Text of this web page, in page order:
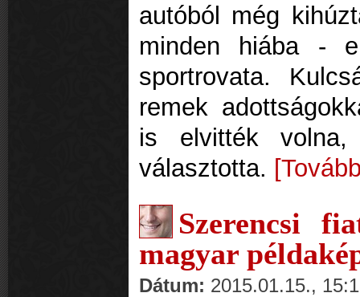
autóból még
minden hiába -
sportrovata.
remek
is elvitték
választotta.
Szerencsi
magyar
Dátum: 2015.01.15.,